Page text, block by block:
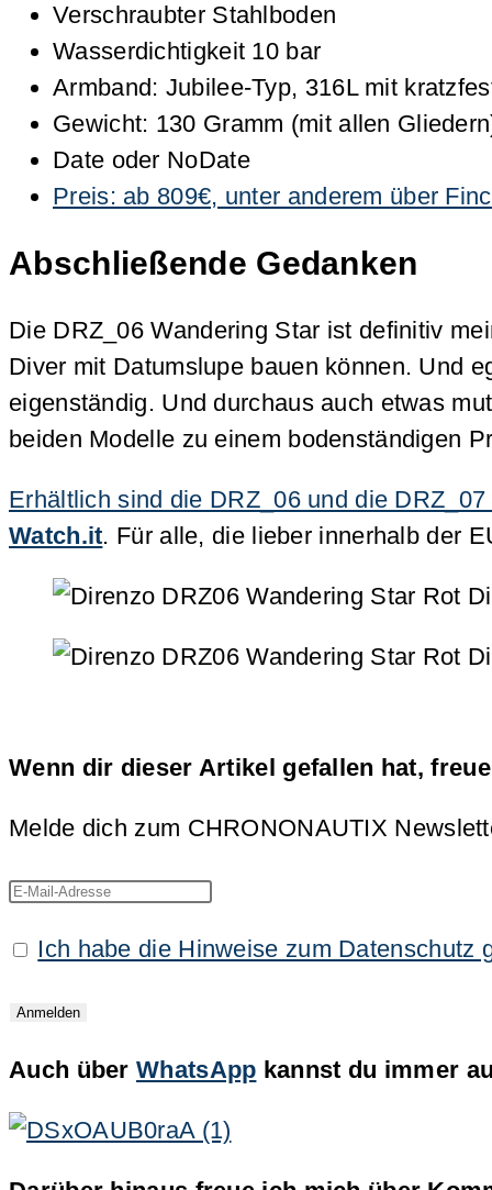
Verschraubter Stahlboden
Wasserdichtigkeit 10 bar
Armband: Jubilee-Typ, 316L mit
Gewicht: 130 Gramm (mit allen
Date oder NoDate
Preis: ab 809€, unter anderem über
Abschließende Gedanken
Die DRZ_06 Wandering Star ist definitiv
Diver mit Datumslupe bauen können. Und
eigenständig. Und durchaus auch etwas
beiden Modelle zu einem bodenständigen
Erhältlich sind die DRZ_06 und die
Watch.it. Für alle, die lieber innerhalb der
Wenn dir dieser Artikel gefallen hat,
Melde dich zum CHRONONAUTIX
Ich habe die Hinweise zum Datenschutz
Auch überWhatsApp kannst du immer